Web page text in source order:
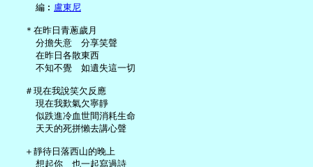
     編︰
盧東尼
   ＊在昨日青蔥歲月
     分擔失意　分享笑聲
     在昨日各散東西
     不知不覺　如遺失這一切
   ＃現在我說笑欠反應
     現在我歎氣欠寧靜
     似跌進冷血世間消耗生命
     天天的死拼懶去講心聲
   ＋靜待日落西山的晚上
     想起你　也一起寫過詩